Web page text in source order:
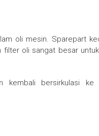
oli mesin. Sparepart
oli sangat besar
kembali bersirkulasi